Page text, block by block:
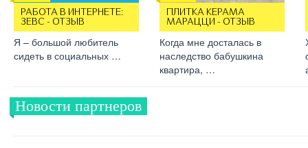
РАБОТА В ИНТЕРНЕТЕ:
ЗЕВС - ОТЗЫВ
Я – большой любитель
сидеть в социальных …
ПЛИТКА КЕРАМА
МАРАЦЦИ - ОТЗЫВ
Когда мне досталась в
наследство бабушкина
квартира, …
Новости партнеров